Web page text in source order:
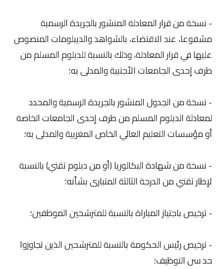
- نسخة من قرار المعادلة المنشور بالجريدة الرسمية
مشفوعا، عند الاقتضاء، بالشواهد والديبلومات المنصوص
عليها في قرار المعادلة، وذلك بالنسبة للدبلوم المسلم من
طرف إحدى الجامعات الأجنبية والمدلى به؛
- نسخة من الجدول المنشور بالجريدة الرسمية والمحدد
لمعادلة الدبلوم المسلم من طرف إحدى الجامعات الخاصة
أو مؤسسات التعليم العالي الخاص المغربية والمدلى به؛
- نسخة من شهادة البكالوريا (أو من دبلوم تقني) بالنسبة
لإطار تقني من الدرجة الثالثة المتبارى بشأنه؛
- ترخيص باجتياز المباراة بالنسبة للمترشحين الموظفين؛
- ترخيص رئيس الحكومة بالنسبة للمترشحين الذين تجاوزوا
حد سن التوظيف؛